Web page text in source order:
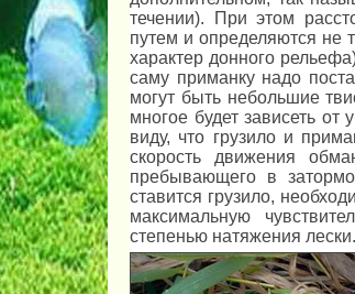
течении). При этом
путем и определяются не
характер донного
саму приманку надо
могут быть небольшие
многое будет зависеть
виду, что грузило и
скорость движения
пребывающего в
ставится грузило,
максимальную
степенью натяжения лески.